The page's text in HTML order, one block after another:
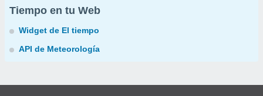
Tiempo en tu Web
Widget de El tiempo
API de Meteorología